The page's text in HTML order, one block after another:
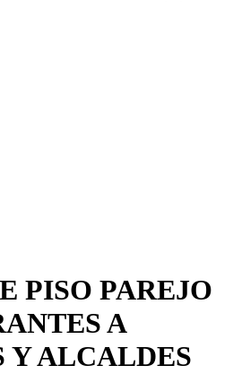
PISO PAREJO
A
Y ALCALDES